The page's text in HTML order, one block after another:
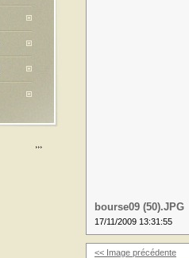
bourse09 (50).JPG
17/11/2009 13:31:55
<< Image précédente